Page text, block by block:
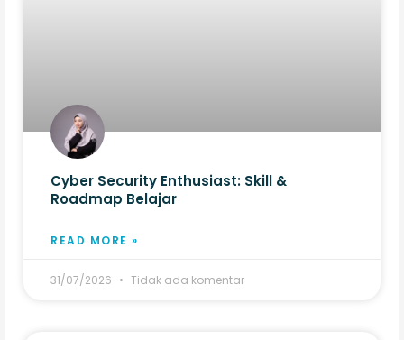
Cyber Security Enthusiast: Skill &
Roadmap Belajar
READ MORE »
31/07/2026 Tidak ada komentar